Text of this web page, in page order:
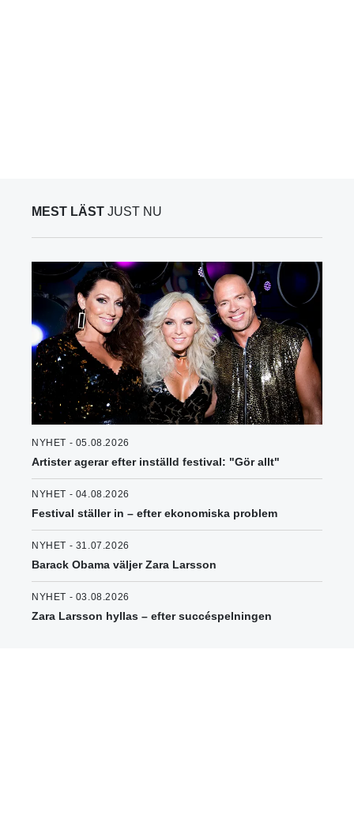
MEST LÄST JUST NU
NYHET - 05.08.2026
Artister agerar efter inställd festival: "Gör allt"
NYHET - 04.08.2026
Festival ställer in – efter ekonomiska problem
NYHET - 31.07.2026
Barack Obama väljer Zara Larsson
NYHET - 03.08.2026
Zara Larsson hyllas – efter succéspelningen